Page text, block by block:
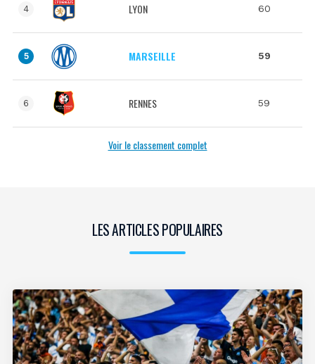
4 LYON 60
5 MARSEILLE 59
6 RENNES 59
Voir le classement complet
LES ARTICLES POPULAIRES